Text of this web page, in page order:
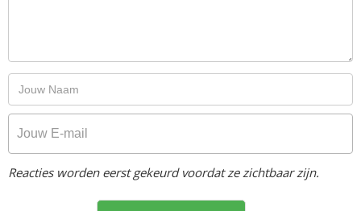
Reacties worden eerst gekeurd voordat ze zichtbaar zijn.